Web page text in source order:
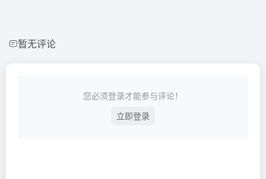
暂无评论
您必须登录才能参与评论！
立即登录